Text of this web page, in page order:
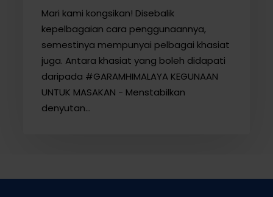
Mari kami kongsikan! Disebalik
kepelbagaian cara penggunaannya,
semestinya mempunyai pelbagai khasiat
juga. Antara khasiat yang boleh didapati
daripada #GARAMHIMALAYA KEGUNAAN
UNTUK MASAKAN - Menstabilkan
denyutan…